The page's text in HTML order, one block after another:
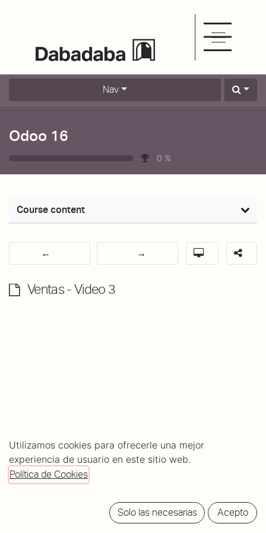
Nav
Odoo 16
0 %
Course content
Ventas - Video 3
About Comments ( 0
0
Utilizamos cookies para ofrecerle una mejor
experiencia de usuario en este sitio web.
Política de Cookies
Solo las necesarias Acepto